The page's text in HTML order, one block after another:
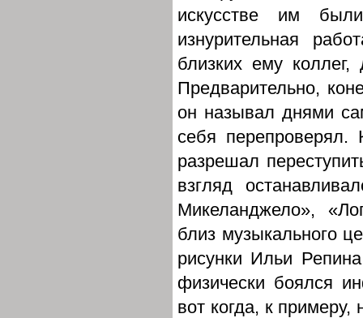
искусстве им
изнурительная
близких ему
Предварительно,
он называл днями
себя
разрешал
взгляд
Микеланджело»,
близ музыкального
рисунки Ильи
физически боялся
вот когда, к